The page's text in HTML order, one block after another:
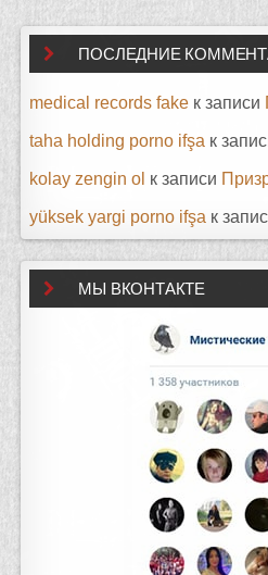
ПОСЛЕДНИЕ
medical records fake к записи
taha holding porno ifşa к
kolay zengin ol к записи
yüksek yargi porno ifşa к
МЫ ВКОНТАКТЕ